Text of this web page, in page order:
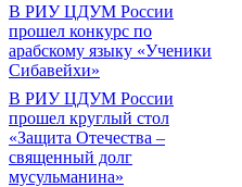
В РИУ ЦДУМ России
прошел конкурс по
арабскому языку «Ученики
Сибавейхи»
В РИУ ЦДУМ России
прошел круглый стол
«Защита Отечества –
священный долг
мусульманина»